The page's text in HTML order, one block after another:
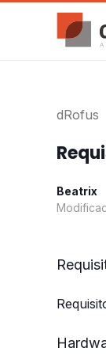
dRofus
Beatrix